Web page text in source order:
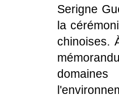
Serigne
la
chinoises.